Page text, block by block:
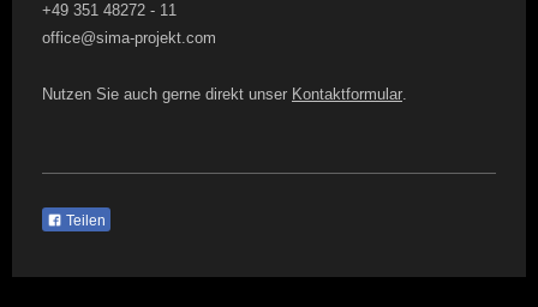
+49 351 48272 - 11
office@sima-projekt.com
Nutzen Sie auch gerne direkt unser Kontaktformular
Teilen